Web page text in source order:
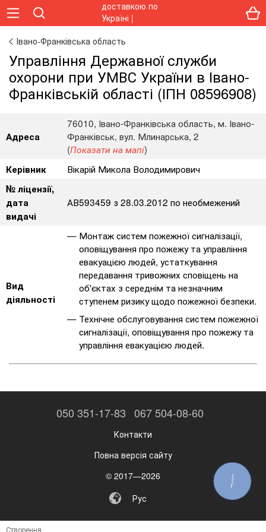
Івано-Франківська область
Управління Державної служби
охорони при УМВС України в Івано-
Франківській області (ІПН 08596908)
Адреса
76010, Івано-Франківська область, м. Івано-
Франківськ, вул. Млинарська, 2
(Показати на мапі)
Керівник
Вікарій Микола Володимирович
№ ліцензії,
дата
видачі
АВ593459 з 28.03.2012 по необмежений
Вид
діяльності
Монтаж систем пожежної сигналізації,
оповіщування про пожежу та управління
евакуацією людей, устаткування
передавання тривожних сповіщень на
об'єктах з середнім та незначним
ступенем ризику щодо пожежної безпеки.
Технічне обслуговування систем пожежної
сигналізації, оповіщування про пожежу та
управління евакуацією людей.
050 351-17-83 067 504-08-60
Контакти
Повна версія сайту
© 2017—2026
Рус
Створення
КНОПКА
ЗВ'ЯЗКУ